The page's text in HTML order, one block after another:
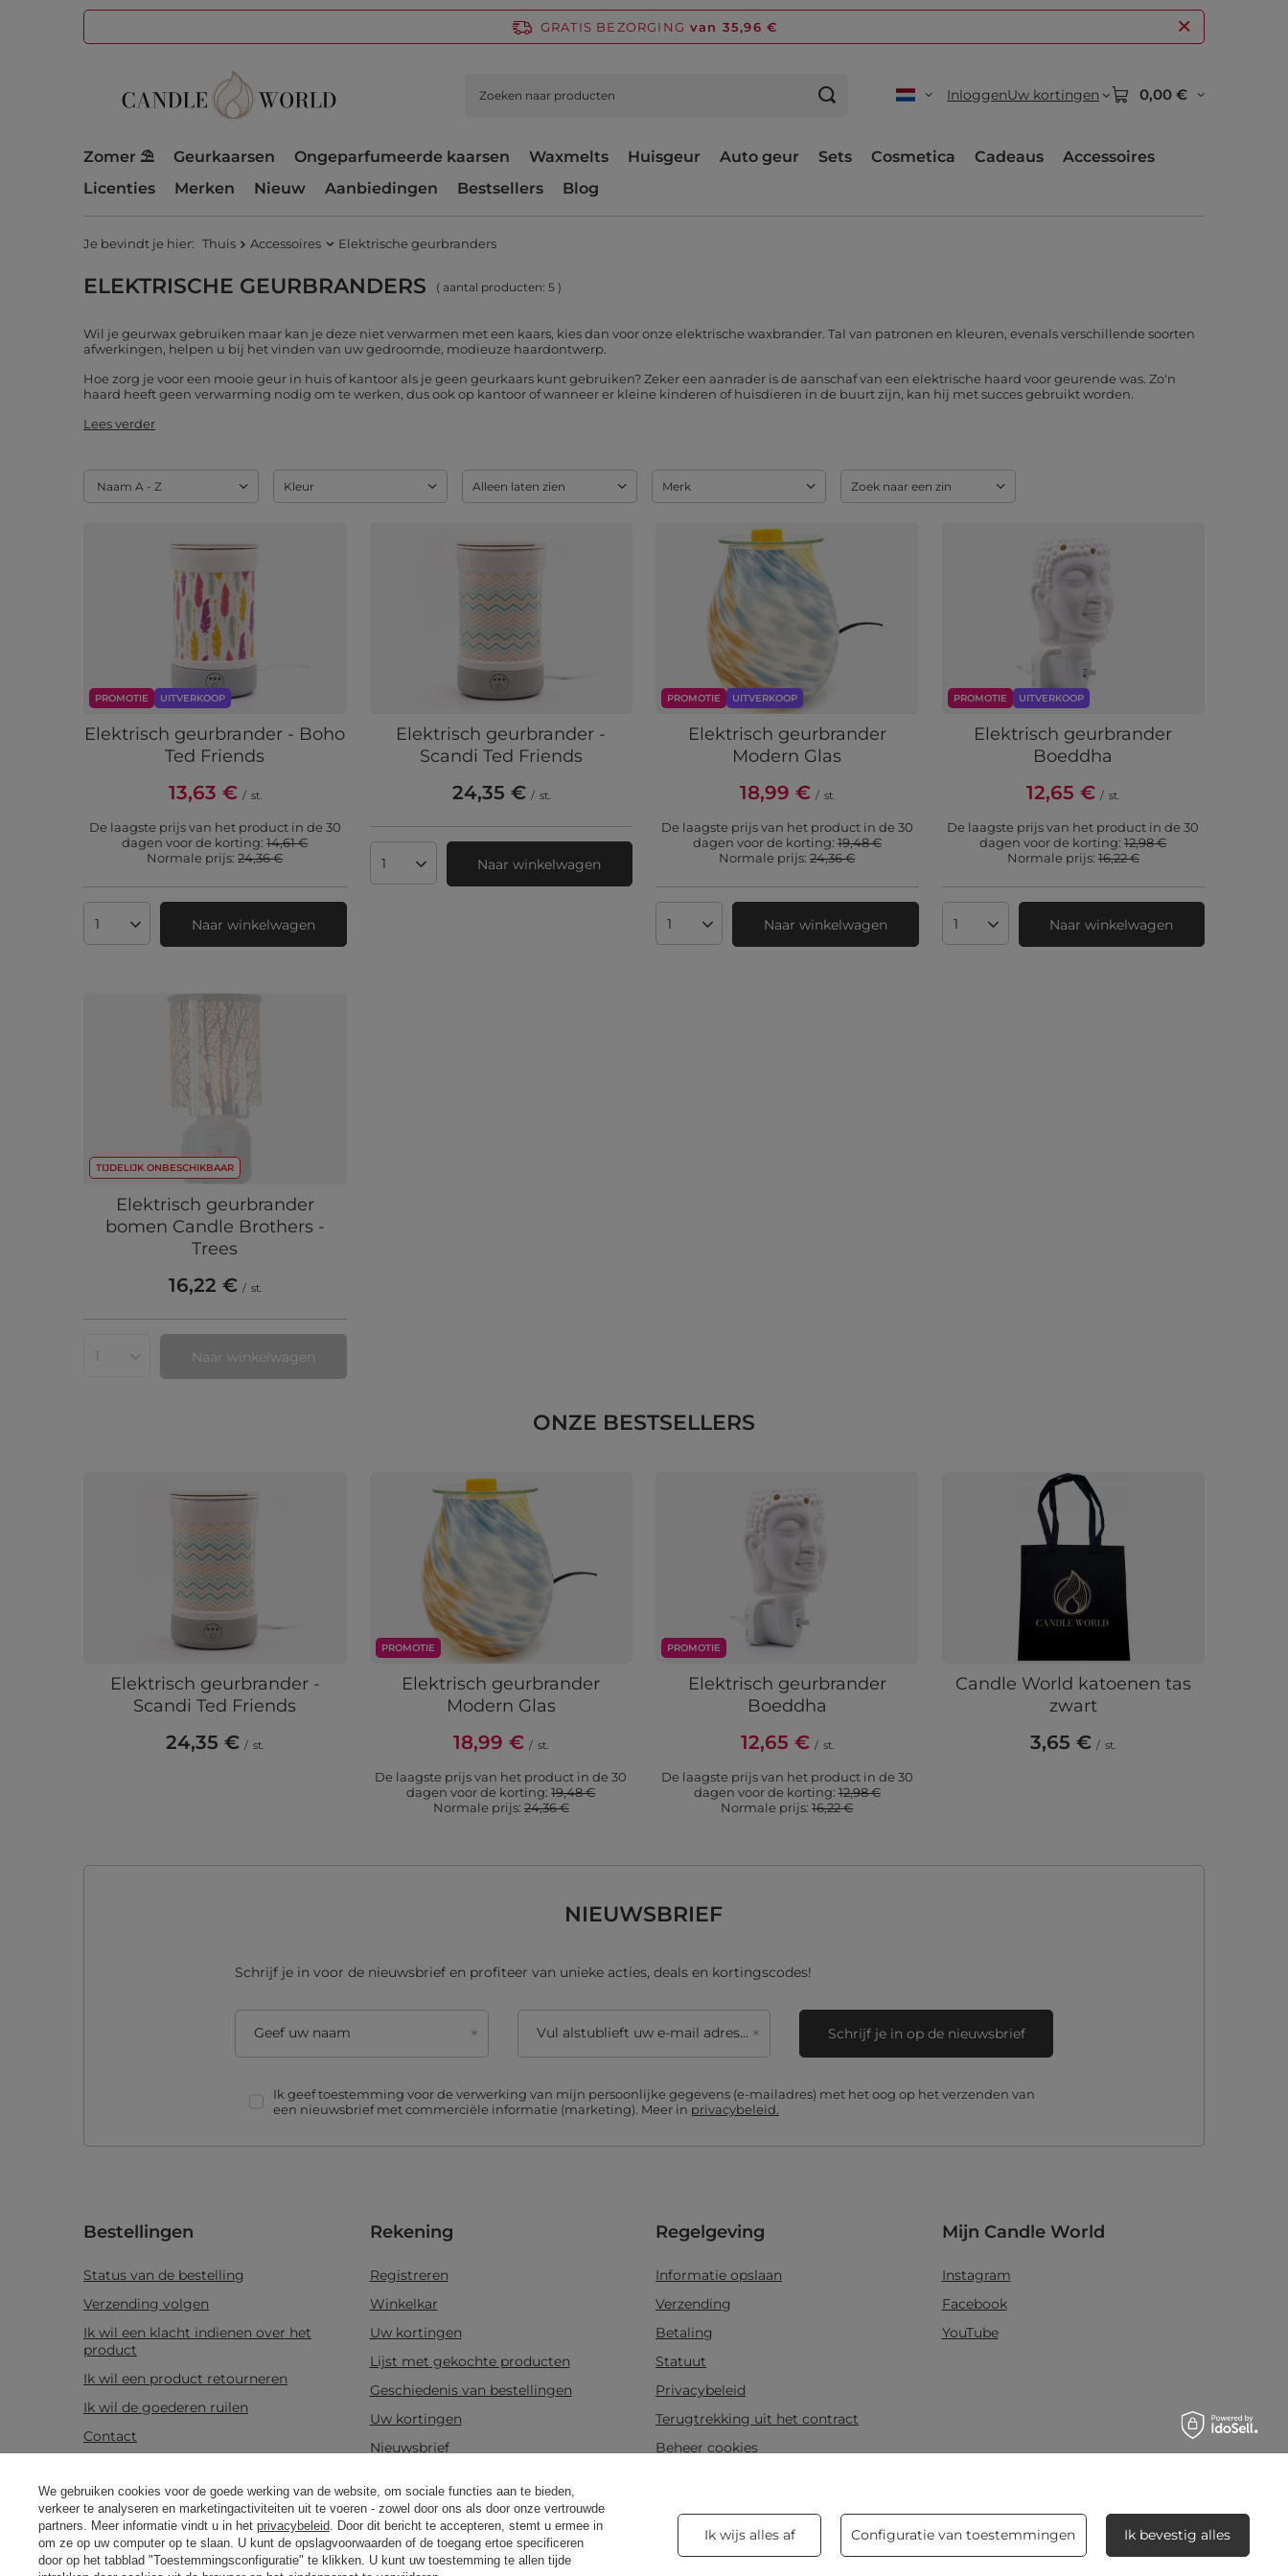
GRATIS BEZORGING van 35,96 €
InloggenUw kortingen 0,00 €
Zomer ⛱️ Geurkaarsen Ongeparfumeerde kaarsen Waxmelts Huisgeur Auto geur Sets Cosmetica Cadeaus
Accessoires
Licenties
Merken Nieuw Aanbiedingen Bestsellers Blog
Je bevindt je hier: Thuis Accessoires Elektrische geurbranders
ELEKTRISCHE GEURBRANDERS ( aantal producten: 5 )
Wil je geurwax gebruiken maar kan je deze niet verwarmen met een kaars, kies dan voor onze elektrische waxbrander. Tal van patronen en kleuren, evenals verschillende soorten
afwerkingen, helpen u bij het vinden van uw gedroomde, modieuze haardontwerp.
Hoe zorg je voor een mooie geur in huis of kantoor als je geen geurkaars kunt gebruiken? Zeker een aanrader is de aanschaf van een elektrische haard voor geurende was. Zo'n
haard heeft geen verwarming nodig om te werken, dus ook op kantoor of wanneer er kleine kinderen of huisdieren in de buurt zijn, kan hij met succes gebruikt worden.
Lees verder
Sortering wijzigen
Naam A - Z Kleur Alleen laten zien Merk Zoek naar een zin
PROMOTIE UITVERKOOP
Elektrisch geurbrander - Boho
Ted Friends
13,63 € / st.
De laagste prijs van het product in de 30
dagen voor de korting:14,61 €
Normale prijs:24,36 €
Aantal productenNaar winkelwagen
Elektrisch geurbrander -
Scandi Ted Friends
24,35 € / st.
Aantal productenNaar winkelwagen
PROMOTIE UITVERKOOP
Elektrisch geurbrander
Modern Glas
18,99 € / st.
De laagste prijs van het product in de 30
dagen voor de korting:19,48 €
Normale prijs:24,36 €
Aantal productenNaar winkelwagen
PROMOTIE UITVERKOOP
Elektrisch geurbrander
Boeddha
12,65 € / st.
De laagste prijs van het product in de 30
dagen voor de korting:12,98 €
Normale prijs:16,22 €
Aantal productenNaar winkelwagen
TIJDELIJK ONBESCHIKBAAR
Elektrisch geurbrander
bomen Candle Brothers -
Trees
16,22 € / st.
Aantal productenNaar winkelwagen
ONZE BESTSELLERS
Elektrisch geurbrander -
Scandi Ted Friends
24,35 € / st.
PROMOTIE
Elektrisch geurbrander
Modern Glas
18,99 € / st.
De laagste prijs van het product in de 30
dagen voor de korting:19,48 €
Normale prijs:24,36 €
PROMOTIE
Elektrisch geurbrander
Boeddha
12,65 € / st.
De laagste prijs van het product in de 30
dagen voor de korting:12,98 €
Normale prijs:16,22 €
Candle World katoenen tas
zwart
3,65 € / st.
NIEUWSBRIEF
Schrijf je in voor de nieuwsbrief en profiteer van unieke acties, deals en kortingscodes!
Geef uw naam Vul alstublieft uw e-mail adres in
Ik geef toestemming voor de verwerking van mijn persoonlijke gegevens (e-mailadres) met het oog op het verzenden van
een nieuwsbrief met commerciële informatie (marketing). Meer in privacybeleid.
Schrijf je in op de nieuwsbrief
Bestellingen
Status van de bestelling
Verzending volgen
Ik wil een klacht indienen over het
product
Ik wil een product retourneren
Ik wil de goederen ruilen
Contact
Rekening
Registreren
Winkelkar
Uw kortingen
Lijst met gekochte producten
Geschiedenis van bestellingen
Uw kortingen
Nieuwsbrief
Regelgeving
Informatie opslaan
Verzending
Betaling
Statuut
Privacybeleid
Terugtrekking uit het contract
Beheer cookies
Mijn Candle World
Instagram
Facebook
YouTube
Product informatie
Candle World blog
Geurkaarsen Snelkoppeling
Soja geurkaarsen
Blog
5 manieren om je kaars gelijkmatig
Real customers
reviews
4.8/ 5.0
469 reviews
We gebruiken cookies voor de goede werking van de website, om sociale functies aan te bieden,
verkeer te analyseren en marketingactiviteiten uit te voeren - zowel door ons als door onze vertrouwde
partners. Meer informatie vindt u in het privacybeleid. Door dit bericht te accepteren, stemt u ermee in
om ze op uw computer op te slaan. U kunt de opslagvoorwaarden of de toegang ertoe specificeren
door op het tabblad "Toestemmingsconfiguratie" te klikken. U kunt uw toestemming te allen tijde
Ik wijs alles af Configuratie van toestemmingen Ik bevestig alles